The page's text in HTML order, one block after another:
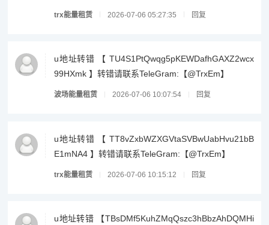
trx能量租赁 2026-07-06 05:27:35 回复
u地址转错 【 TU4S1PtQwqg5pKEWDafhGAXZ2wcx
99HXmk 】转错请联系TeleGram:【@TrxEm】
波场能量租赁 2026-07-06 10:07:54 回复
u地址转错 【 TT8vZxbWZXGVtaSVBwUabHvu21bB
E1mNA4 】转错请联系TeleGram:【@TrxEm】
trx能量租赁 2026-07-06 10:15:12 回复
u地址转错 【TBsDMf5KuhZMqQszc3hBbzAhDQMHi